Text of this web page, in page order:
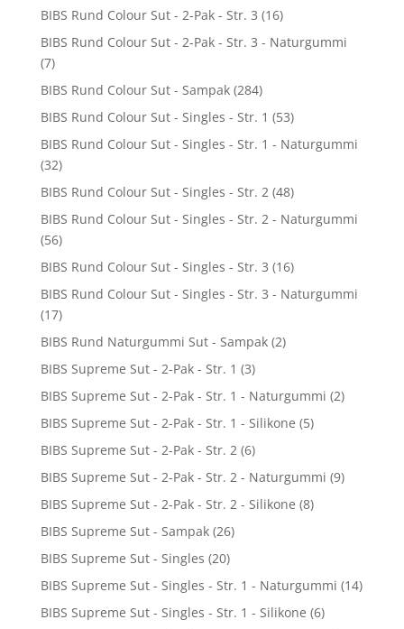
BIBS Rund Colour Sut - 2-Pak - Str. 3 (16)
BIBS Rund Colour Sut - 2-Pak - Str. 3 - Naturgummi
(7)
BIBS Rund Colour Sut - Sampak (284)
BIBS Rund Colour Sut - Singles - Str. 1 (53)
BIBS Rund Colour Sut - Singles - Str. 1 - Naturgummi
(32)
BIBS Rund Colour Sut - Singles - Str. 2 (48)
BIBS Rund Colour Sut - Singles - Str. 2 - Naturgummi
(56)
BIBS Rund Colour Sut - Singles - Str. 3 (16)
BIBS Rund Colour Sut - Singles - Str. 3 - Naturgummi
(17)
BIBS Rund Naturgummi Sut - Sampak (2)
BIBS Supreme Sut - 2-Pak - Str. 1 (3)
BIBS Supreme Sut - 2-Pak - Str. 1 - Naturgummi (2)
BIBS Supreme Sut - 2-Pak - Str. 1 - Silikone (5)
BIBS Supreme Sut - 2-Pak - Str. 2 (6)
BIBS Supreme Sut - 2-Pak - Str. 2 - Naturgummi (9)
BIBS Supreme Sut - 2-Pak - Str. 2 - Silikone (8)
BIBS Supreme Sut - Sampak (26)
BIBS Supreme Sut - Singles (20)
BIBS Supreme Sut - Singles - Str. 1 - Naturgummi (14)
BIBS Supreme Sut - Singles - Str. 1 - Silikone (6)